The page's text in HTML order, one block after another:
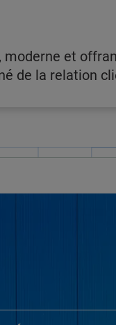
et
de la relation